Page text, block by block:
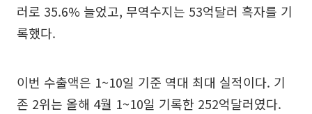
러로 35.6% 늘었고, 무역수지는 53억달러 흑자를 기
록했다.
이번 수출액은 1~10일 기준 역대 최대 실적이다. 기
존 2위는 올해 4월 1~10일 기록한 252억달러였다.